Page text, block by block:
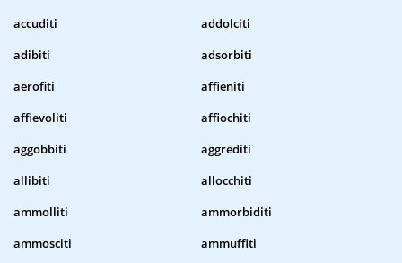
accuditi
addolciti
adibiti
adsorbiti
aerofiti
affieniti
affievoliti
affiochiti
aggobbiti
aggrediti
allibiti
allocchiti
ammolliti
ammorbiditi
ammosciti
ammuffiti